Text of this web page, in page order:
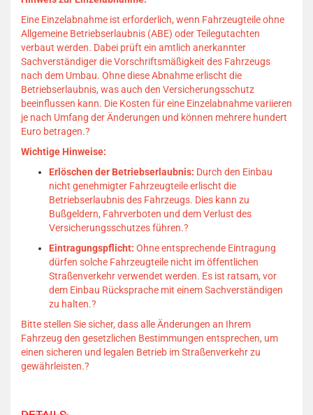
Eine Einzelabnahme ist erforderlich, wenn Fahrzeugteile ohne
Allgemeine Betriebserlaubnis (ABE) oder Teilegutachten
verbaut werden. Dabei prüft ein amtlich anerkannter
Sachverständiger die Vorschriftsmäßigkeit des Fahrzeugs
nach dem Umbau. Ohne diese Abnahme erlischt die
Betriebserlaubnis, was auch den Versicherungsschutz
beeinflussen kann. Die Kosten für eine Einzelabnahme variieren
je nach Umfang der Änderungen und können mehrere hundert
Euro betragen.?
Wichtige Hinweise:
Erlöschen der Betriebserlaubnis: Durch den Einbau
nicht genehmigter Fahrzeugteile erlischt die
Betriebserlaubnis des Fahrzeugs. Dies kann zu
Bußgeldern, Fahrverboten und dem Verlust des
Versicherungsschutzes führen.?
Eintragungspflicht: Ohne entsprechende Eintragung
dürfen solche Fahrzeugteile nicht im öffentlichen
Straßenverkehr verwendet werden. Es ist ratsam, vor
dem Einbau Rücksprache mit einem Sachverständigen
zu halten.?
Bitte stellen Sie sicher, dass alle Änderungen an Ihrem
Fahrzeug den gesetzlichen Bestimmungen entsprechen, um
einen sicheren und legalen Betrieb im Straßenverkehr zu
gewährleisten.?